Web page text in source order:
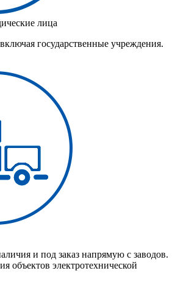
лица
государственные учреждения.
и под заказ напрямую с заводов.
объектов электротехнической